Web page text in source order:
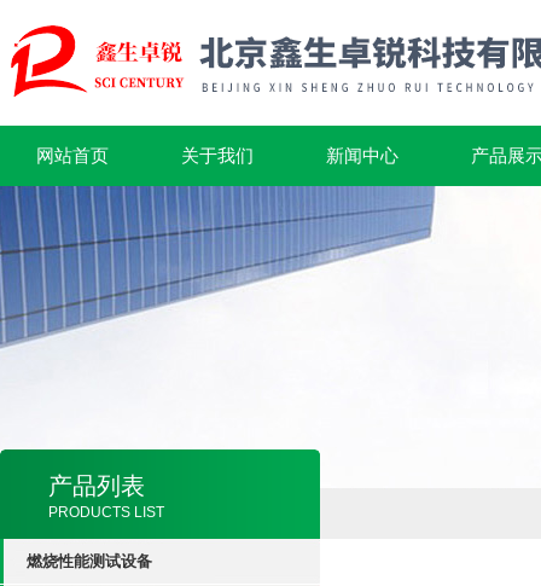
网站首页 关于我们 新闻中心 产品展
产品列表
PRODUCTS LIST
燃烧性能测试设备